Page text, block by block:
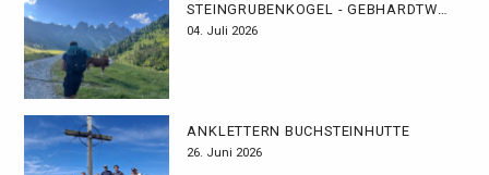
STEINGRUBENKOGEL - GEBHARDTWEG
04. Juli 2026
ANKLETTERN BUCHSTEINHÜTTE
26. Juni 2026